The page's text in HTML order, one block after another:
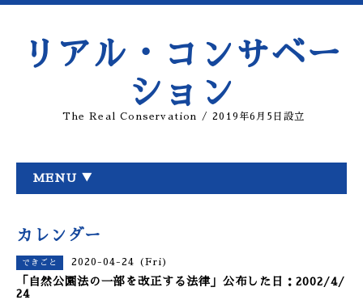
リアル・コンサベー
ション
The Real Conservation / 2019年6月5日設立
MENU ▼
カレンダー
できごと 2020-04-24 (Fri)
「自然公園法の一部を改正する法律」公布した日：2002/4/
24